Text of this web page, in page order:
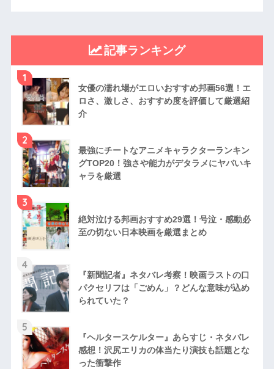
記事ランキング
1
女優の濡れ場がエロいおすすめ邦画56選！エ
ロさ、激しさ、おすすめ度を評価して厳選紹
介
2
最強にチートなアニメキャラクターランキン
グTOP20！強さや能力がデタラメにヤバいキ
ャラを厳選
3
絶対泣ける邦画おすすめ29選！号泣・感動必
至の切ない日本映画を厳選まとめ
4
『新聞記者』ネタバレ考察！映画ラストの口
パクセリフは「ごめん」？どんな意味が込め
られていた？
5
『ヘルタースケルター』あらすじ・ネタバレ
感想！沢尻エリカの体当たり演技も話題とな
った衝撃作